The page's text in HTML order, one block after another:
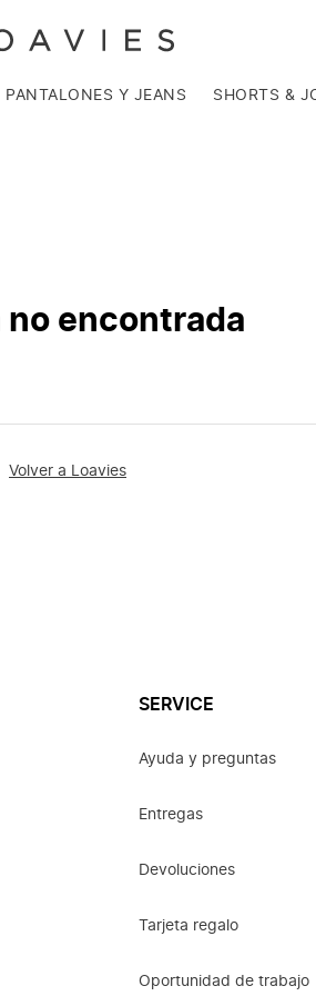
PANTALONES Y JEANS SHORTS &
no encontrada
Volver a Loavies
SERVICE
Ayuda y preguntas
Entregas
Devoluciones
Tarjeta regalo
Oportunidad de trabajo